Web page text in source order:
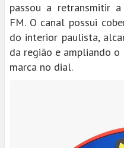
passou a retransmitir
FM. O canal possui
do interior paulista,
da região e ampliando
marca no dial.